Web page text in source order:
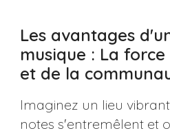
Les avantages
musique : La
et de la
Imaginez un lieu
notes s'entremêlent et